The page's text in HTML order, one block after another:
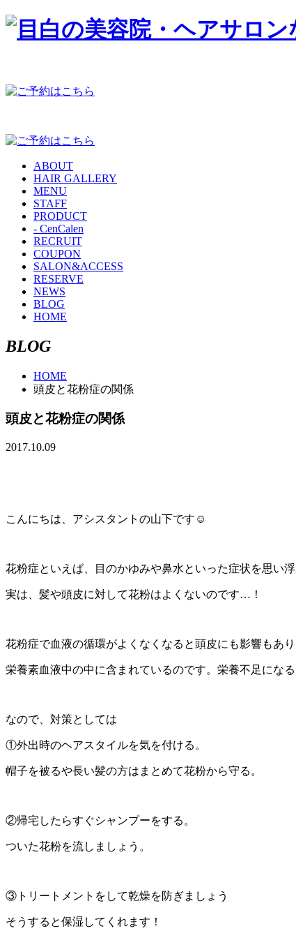
ABOUT
HAIR GALLERY
MENU
STAFF
PRODUCT
- CenCalen
RECRUIT
COUPON
SALON&ACCESS
RESERVE
NEWS
BLOG
HOME
BLOG
HOME
頭皮と花粉症の関係
頭皮と花粉症の関係
2017.10.09
こんにちは、アシスタントの山下です☺
花粉症といえば、目のかゆみや鼻水といった症状を思い浮
実は、髪や頭皮に対して花粉はよくないのです…！
花粉症で血液の循環がよくなくなると頭皮にも影響もあり
栄養素血液中の中に含まれているのです。栄養不足にな
なので、対策としては
①外出時のヘアスタイルを気を付ける。
帽子を被るや長い髪の方はまとめて花粉から守る。
②帰宅したらすぐシャンプーをする。
ついた花粉を流しましょう。
③トリートメントをして乾燥を防ぎましょう
そうすると保湿してくれます！